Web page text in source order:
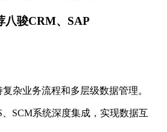
八骏CRM、SAP
杂业务流程和多层级数据管理。
、SCM系统深度集成，实现数据互